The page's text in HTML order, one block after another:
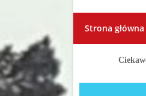
Strona główna